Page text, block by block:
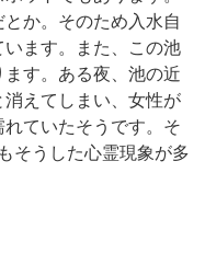
か。そのため入水自
ます。また、この池
す。ある夜、池の近
消えてしまい、女性が
ていたそうです。そ
そうした心霊現象が多